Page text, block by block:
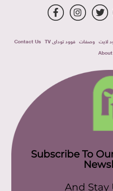
لايت وصفات فوود توداى TV
Contact Us
Subscribe To
And Stay